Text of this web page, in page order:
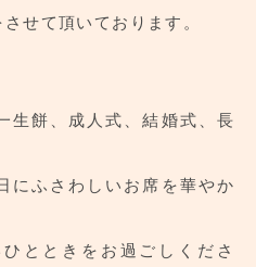
せて頂いております。
生餅、成人式、結婚式、長
にふさわしいお席を華やか
とときをお過ごしくださ